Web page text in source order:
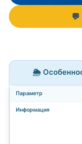
🌦️